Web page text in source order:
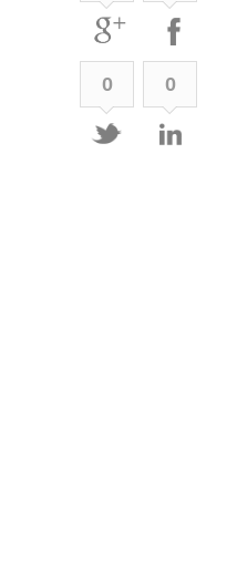
0 0